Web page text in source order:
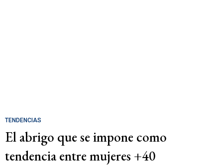
TENDENCIAS
El abrigo que se impone como
tendencia entre mujeres +40